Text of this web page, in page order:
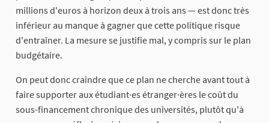
millions d'euros à horizon deux à trois ans — est donc très
inférieur au manque à gagner que cette politique risque
d'entraîner. La mesure se justifie mal, y compris sur le plan
budgétaire.
On peut donc craindre que ce plan ne cherche avant tout à
faire supporter aux étudiant·es étranger·ères le coût du
sous-financement chronique des universités, plutôt qu'à